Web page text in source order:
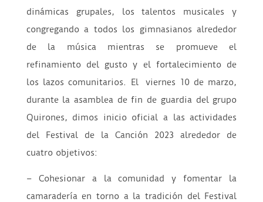
dinámicas grupales, los talentos musicales y
congregando a todos los gimnasianos alrededor
de la música mientras se promueve el
refinamiento del gusto y el fortalecimiento de
los lazos comunitarios. El viernes 10 de marzo,
durante la asamblea de fin de guardia del grupo
Quirones, dimos inicio oficial a las actividades
del Festival de la Canción 2023 alrededor de
cuatro objetivos:
– Cohesionar a la comunidad y fomentar la
camaradería en torno a la tradición del Festival